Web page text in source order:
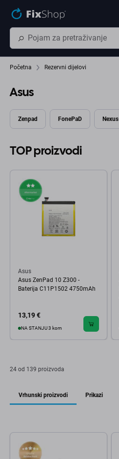
Početna Rezervni dijelovi
Asus
Zenpad FonePaD Nexus
TOP proizvodi
Asus
Asus ZenPad 10 Z300 -
Baterija C11P1502 4750mAh
13,19 €
NA STANJU 3 kom
24 od 139 proizvoda
Vrhunski proizvodi Prikazi